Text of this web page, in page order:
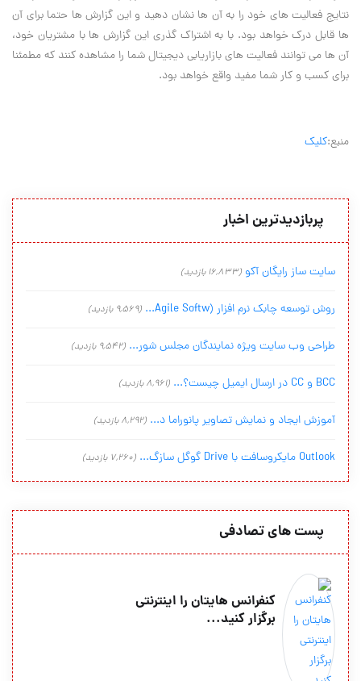
نتایج فعالیت های خود را به آن ها نشان دهید و این گزارش ها حتما برای آن
ها قابل درک خواهد بود. با به اشتراک گذری این گزارش ها با مشتریان خود،
آن ها می توانند فعالیت های بازاریابی دیجیتال شما را مشاهده کنند که مطمئنا
برای کسب و کار شما مفید واقع خواهد بود.
منبع:کلیک
پربازدیدترین اخبار
سایت ساز رایگان آکو (16,833 بازدید)
روش توسعه چابک نرم افزار (Agile Softw... (9,569 بازدید)
طراحی وب سایت ویژه نمایندگان مجلس شور... (9,542 بازدید)
BCC و CC در ارسال ایمیل چیست؟... (8,961 بازدید)
آموزش ایجاد و نمایش تصاویر پانوراما د... (8,292 بازدید)
Outlook مایکروسافت با Drive گوگل سازگ... (7,260 بازدید)
پست های تصادفی
کنفرانس هايتان را اينترنتي
برگزار كنيد...